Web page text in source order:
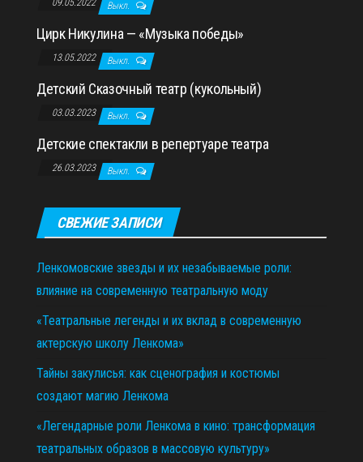
Выкл.
Цирк Никулина — «Музыка победы»
13.05.2022 Выкл.
Детский Сказочный театр (кукольный)
03.03.2023 Выкл.
Детские спектакли в репертуаре театра
26.03.2023 Выкл.
СВЕЖИЕ ЗАПИСИ
Ленкомовские звезды и их незабываемые роли:
влияние на современную театральную моду
«Театральные легенды и их вклад в современную
актерскую школу Ленкома»
Тайны закулисья: как сценография и костюмы
создают магию Ленкома
«Легендарные роли Ленкома в кино: трансформация
театральных образов в массовую культуру»